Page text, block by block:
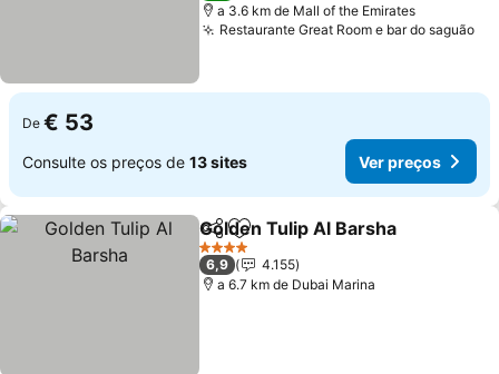
a 3.6 km de Mall of the Emirates
Restaurante Great Room e bar do saguão
De € 53
Consulte os preços de 13 sites Ver preços
PartilharAdicionar aos favoritos
Golden Tulip Al Barsha
4 Estrelas
6,9
4.155
a 6.7 km de Dubai Marina